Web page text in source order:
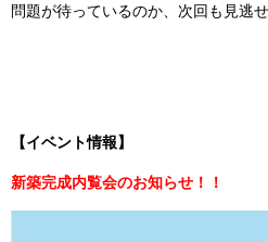
問題が待っているのか、次回も見逃せ
【イベント情報】
新築完成内覧会のお知らせ！！